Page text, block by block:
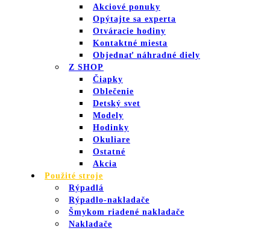
Akciové ponuky
Opýtajte sa experta
Otváracie hodiny
Kontaktné miesta
Objednať náhradné diely
Z SHOP
Čiapky
Oblečenie
Detský svet
Modely
Hodinky
Okuliare
Ostatné
Akcia
Použité stroje
Rýpadlá
Rýpadlo-nakladače
Šmykom riadené nakladače
Nakladače